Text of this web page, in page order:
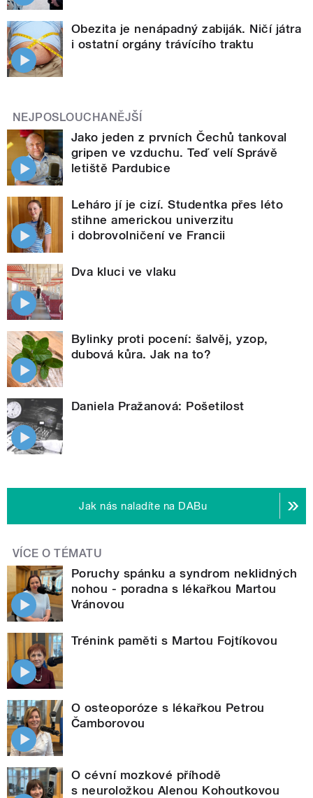
Obezita je nenápadný zabiják. Ničí játra
i ostatní orgány trávícího traktu
NEJPOSLOUCHANĚJŠÍ
Jako jeden z prvních Čechů tankoval
gripen ve vzduchu. Teď velí Správě
letiště Pardubice
Leháro jí je cizí. Studentka přes léto
stihne americkou univerzitu
i dobrovolničení ve Francii
Dva kluci ve vlaku
Bylinky proti pocení: šalvěj, yzop,
dubová kůra. Jak na to?
Daniela Pražanová: Pošetilost
Jak nás naladíte na DABu
VÍCE O TÉMATU
Poruchy spánku a syndrom neklidných
nohou - poradna s lékařkou Martou
Vránovou
Trénink paměti s Martou Fojtíkovou
O osteoporóze s lékařkou Petrou
Čamborovou
O cévní mozkové příhodě
s neuroložkou Alenou Kohoutkovou